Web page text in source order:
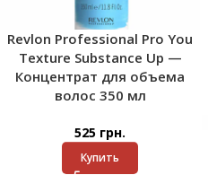
Revlon Professional Pro You
Texture Substance Up —
Концентрат для объема
волос 350 мл
525 грн.
Купить